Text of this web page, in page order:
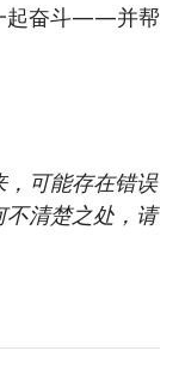
起奋斗——并帮
可能存在错误
清楚之处，请